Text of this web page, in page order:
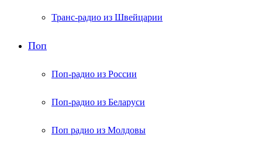
Транс-радио из Швейцарии
Поп
Поп-радио из России
Поп-радио из Беларуси
Поп радио из Молдовы